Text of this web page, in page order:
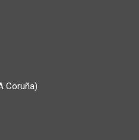
Coruña)